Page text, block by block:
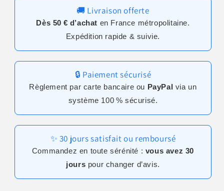
🚚 Livraison offerte
Dès 50 € d’achat en France métropolitaine.
Expédition rapide & suivie.
🔒 Paiement sécurisé
Règlement par carte bancaire ou PayPal via un
système 100 % sécurisé.
✨ 30 jours satisfait ou remboursé
Commandez en toute sérénité : vous avez 30
jours pour changer d’avis.